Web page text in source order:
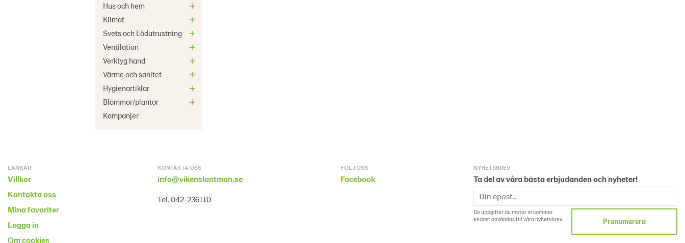
Hus och hem
Klimat
Svets och Lödutrustning
Ventilation
Verktyg hand
Värme och sanitet
Hygienartiklar
Blommor/plantor
Kampanjer
LÄNKAR
Villkor
Kontakta oss
Mina favoriter
Logga in
Om cookies
KONTAKTA OSS
info@vikenslantman.se
Tel. 042-236110
FÖLJ OSS
Facebook
NYHETSBREV
Ta del av våra bästa erbjudanden och nyheter!
De uppgifter du matar in kommer
endast användas till våra nyhetsbrev.
Prenumerera